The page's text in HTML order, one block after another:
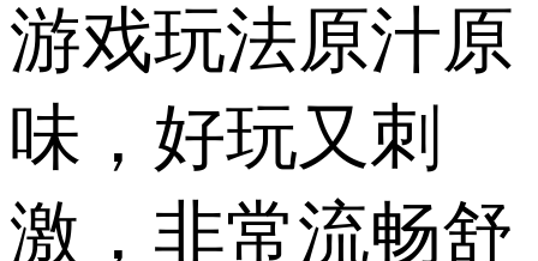
游戏玩法原汁原
味，好玩又刺
激，非常流畅舒